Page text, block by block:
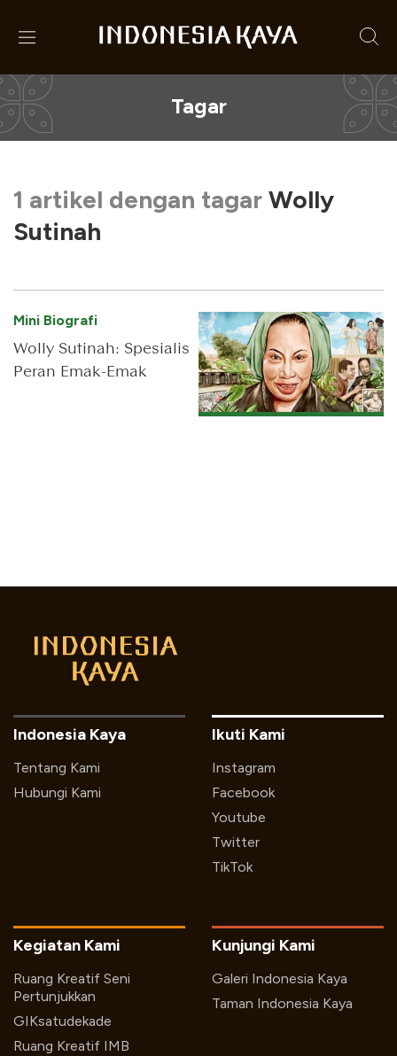
Tagar
1 artikel dengan tagar Wolly
Sutinah
Mini Biografi
Wolly Sutinah: Spesialis
Peran Emak-Emak
Indonesia Kaya
Tentang Kami
Hubungi Kami
Ikuti Kami
Instagram
Facebook
Youtube
Twitter
TikTok
Kegiatan Kami
Ruang Kreatif Seni
Pertunjukkan
GIKsatudekade
Ruang Kreatif IMB
Kunjungi Kami
Galeri Indonesia Kaya
Taman Indonesia Kaya